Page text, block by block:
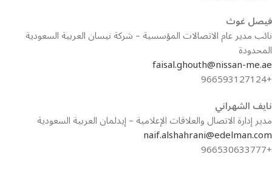
فيصل غوث
نائب مدير عام الاتصالات المؤسسية – شركة نيسان العربية السعودية
المحدودة
faisal.ghouth@nissan-me.ae
+966593127124
نايف الشهراني
مدير إدارة الاتصال والعلاقات الإعلامية – إيدلمان العربية السعودية
naif.alshahrani@edelman.com
+966530633777